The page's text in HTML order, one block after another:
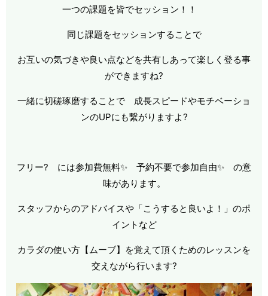
一つの課題を皆でセッション！！
同じ課題をセッションすることで
お互いの気づきや良い点などを共有しあって楽しく登る事
ができますね?
一緒に切磋琢磨することで 成長スピードやモチベーショ
ンのUPにも繋がりますよ?
フリー? には参加費無料✨ 予約不要で参加自由✨ の意
味があります。
スタッフからのアドバイスや「こうすると良いよ！」のポ
イントなど
カラダの使い方【ムーブ】を覚えて頂くためのレッスンを
交えながら行います?